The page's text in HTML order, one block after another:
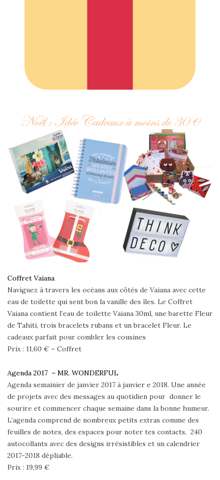
Coffret Vaiana
Naviguez à travers les océans aux côtés de Vaiana avec cette
eau de toilette qui sent bon la vanille des îles. Le Coffret
Vaiana contient l’eau de toilette Vaiana 30ml, une barette Fleur
de Tahiti, trois bracelets rubans et un bracelet Fleur. Le
cadeaux parfait pour combler les cousines
Prix : 11,60 € – Coffret
Agenda 2017 – MR. WONDERFUL
Agenda semainier de janvier 2017 à janvier e 2018. Une année
de projets avec des messages au quotidien pour donner le
sourire et commencer chaque semaine dans la bonne humeur.
L’agenda comprend de nombreux petits extras comme des
feuilles de notes, des espaces pour noter tes contacts, 240
autocollants avec des designs irrésistibles et un calendrier
2017-2018 dépliable.
Prix : 19,99 €